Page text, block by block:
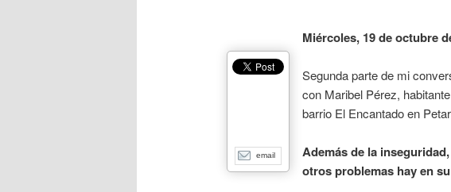
Miércoles, 19 de octubre
Segunda parte de mi
con Maribel Pérez,
barrio El Encantado en
Además de la
otros problemas hay en
email